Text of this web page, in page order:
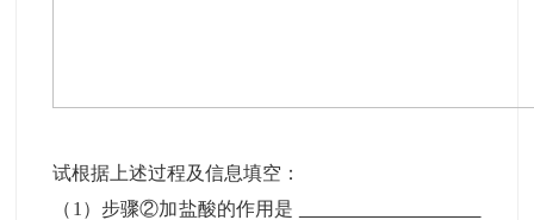
试根据上述过程及信息填空：
（1）步骤②加盐酸的作用是